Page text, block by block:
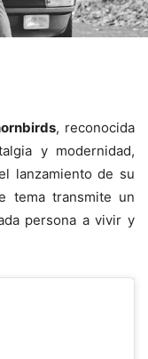
, reconocida
y modernidad,
lanzamiento de su
tema transmite un
persona a vivir y